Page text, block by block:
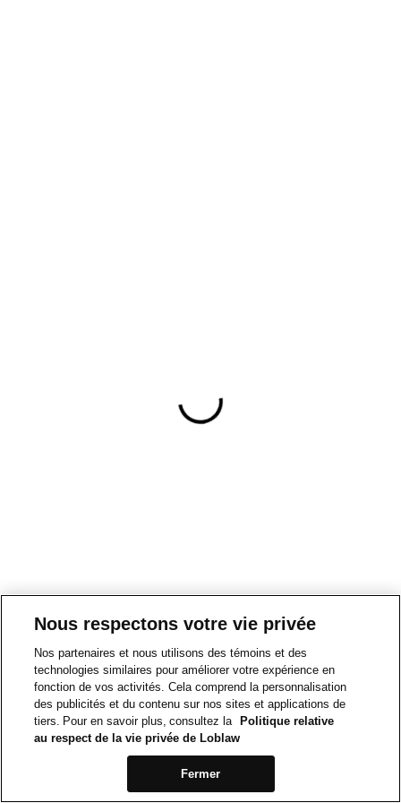
Nous respectons votre vie privée
Nos partenaires et nous utilisons des témoins et des
technologies similaires pour améliorer votre expérience en
fonction de vos activités. Cela comprend la personnalisation
des publicités et du contenu sur nos sites et applications de
tiers. Pour en savoir plus, consultez la
Politique relative
au respect de la vie privée de Loblaw
Fermer